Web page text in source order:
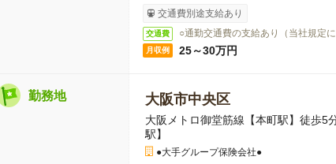
交通費別途支給あり
交通費 ○通勤交通費の支給あり（当社規定に
月収例 25～30万円
勤務地 大阪市中央区
大阪メトロ御堂筋線【本町駅】徒歩5
駅】
●大手グループ保険会社●